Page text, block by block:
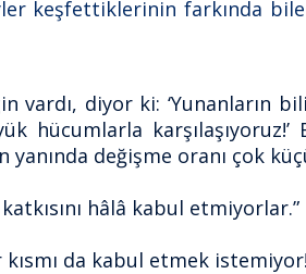
keşfettiklerinin farkında
vardı, diyor ki: ‘Yunanların
hücumlarla
değişme oranı çok
hâlâ kabul etmiyorlar.”
da kabul etmek